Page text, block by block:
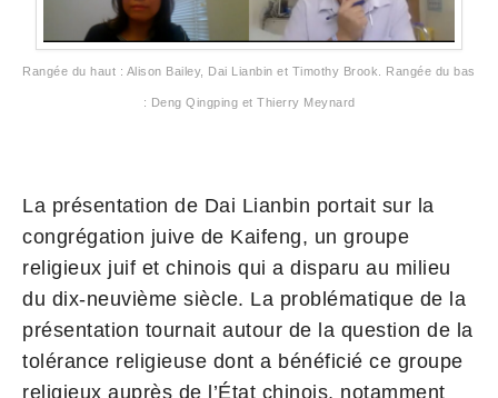
Rangée du haut : Alison Bailey, Dai Lianbin et Timothy Brook. Rangée du bas
: Deng Qingping et Thierry Meynard
La présentation de Dai Lianbin portait sur la
congrégation juive de Kaifeng, un groupe
religieux juif et chinois qui a disparu au milieu
du dix-neuvième siècle. La problématique de la
présentation tournait autour de la question de la
tolérance religieuse dont a bénéficié ce groupe
religieux auprès de l’État chinois, notamment